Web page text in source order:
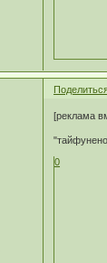
[реклама
0